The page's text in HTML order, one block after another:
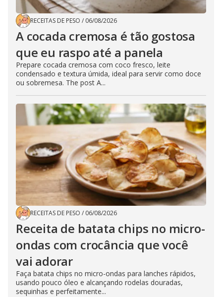
RECEITAS DE PESO / 06/08/2026
A cocada cremosa é tão gostosa
que eu raspo até a panela
Prepare cocada cremosa com coco fresco, leite
condensado e textura úmida, ideal para servir como doce
ou sobremesa. The post A...
RECEITAS DE PESO / 06/08/2026
Receita de batata chips no micro-
ondas com crocância que você
vai adorar
Faça batata chips no micro-ondas para lanches rápidos,
usando pouco óleo e alcançando rodelas douradas,
sequinhas e perfeitamente...